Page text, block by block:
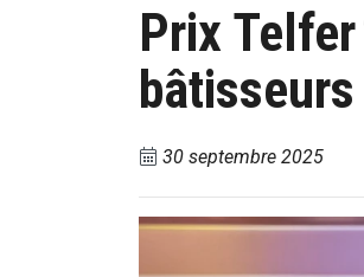
Prix
30 septembre 2025